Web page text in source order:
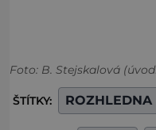
Foto: B. Stejskalová
ŠTÍTKY: ROZHLEDNA